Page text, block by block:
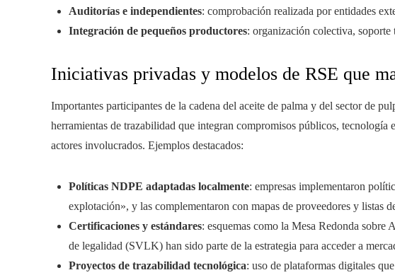
Auditorías e independientes: comprobación realizada por entidades
Integración de pequeños productores: organización colectiva,
Iniciativas privadas y modelos de RSE que
Importantes participantes de la cadena del aceite de palma y del sector de
herramientas de trazabilidad que integran compromisos públicos, tecnología
actores involucrados. Ejemplos destacados:
Políticas NDPE adaptadas localmente: empresas implementaron
explotación», y las complementaron con mapas de proveedores y listas
Certificaciones y estándares: esquemas como la Mesa Redonda sobre
de legalidad (SVLK) han sido parte de la estrategia para acceder a
Proyectos de trazabilidad tecnológica: uso de plataformas digitales